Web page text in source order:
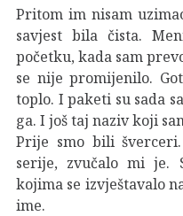
Pritom im nisam
savjest bila čista.
početku, kada sam
se nije promijenilo.
toplo. I paketi su sada
ga. I još taj naziv koji
Prije smo bili
serije, zvučalo mi je.
kojima se izvještavalo
ime.